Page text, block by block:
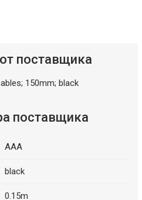
поставщика
150mm; black
поставщика
AAA
black
0.15m